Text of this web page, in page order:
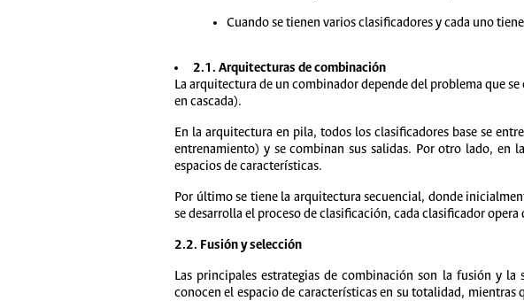
Cuando se tienen varios clasificadores y cada uno
2.1. Arquitecturas de combinación
La arquitectura de un combinador depende del problema que
en cascada).
En la arquitectura en pila, todos los clasificadores base se
entrenamiento) y se combinan sus salidas. Por otro lado, en
espacios de características.
Por último se tiene la arquitectura secuencial, donde
se desarrolla el proceso de clasificación, cada clasificador
2.2. Fusión y selección
Las principales estrategias de combinación son la fusión y
conocen el espacio de características en su totalidad, mientras